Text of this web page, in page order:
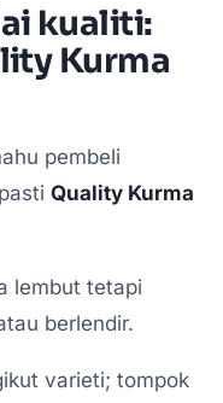
kualiti:
Kurma
pembeli
Quality Kurma
lembut tetapi
berlendir.
varieti; tompok